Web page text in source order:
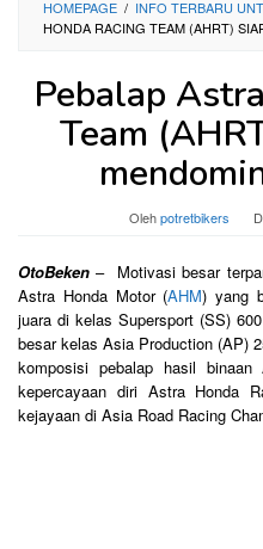
HOMEPAGE / INFO TERBARU
HONDA RACING TEAM (AHRT)
Pebalap
Team
Olehpotretbikers
OtoBeken – Motivasi besar
Astra Honda Motor (AHM) yang
juara di kelas Supersport (SS)
besar kelas Asia Production (AP)
komposisi pebalap hasil binaan
kepercayaan diri Astra Honda
kejayaan di Asia Road Racing